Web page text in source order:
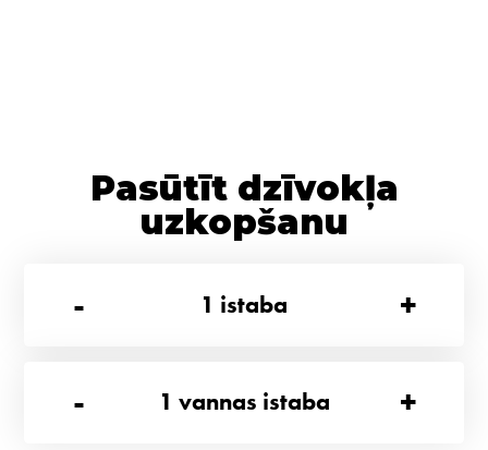
Pasūtīt dzīvokļa
uzkopšanu
-
1 istaba +
- 1 vannas istaba +